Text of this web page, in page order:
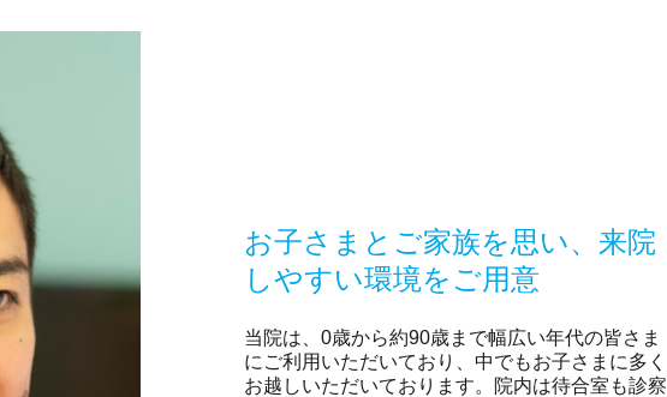
お子さまとご家族を思い、来院
しやすい環境をご用意
当院は、0歳から約90歳まで幅広い年代の皆さま
にご利用いただいており、中でもお子さまに多く
お越しいただいております。院内は待合室も診察